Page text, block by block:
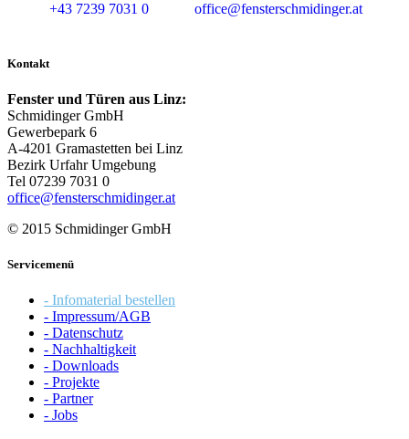
+43 7239 7031 0 office@fensterschmidinger.at
Kontakt
Fenster und Türen aus Linz:
Schmidinger GmbH
Gewerbepark 6
A-4201 Gramastetten bei Linz
Bezirk Urfahr Umgebung
Tel 07239 7031 0
office@fensterschmidinger.at
© 2015 Schmidinger GmbH
Servicemenü
- Infomaterial bestellen
- Impressum/AGB
- Datenschutz
- Nachhaltigkeit
- Downloads
- Projekte
- Partner
- Jobs